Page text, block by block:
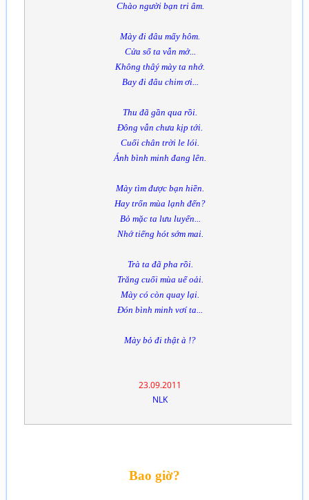
Chào người bạn tri âm.
Mày đi đâu mấy hôm.
Cửa sổ ta vẫn mở...
Không thâý mày ta nhớ.
Bay đi đâu chim ơi...
Thu đã gần qua rồi.
Đông vẫn chưa kịp tới.
Cuối chân trời le lói.
Ánh bình minh đang lên.
Mày tìm được bạn hiền.
Hay trốn mùa lạnh đến?
Bỏ mặc ta lưu luyến...
Nhớ tiếng hót sớm mai.
Trà ta đã pha rồi.
Trăng cuối mùa uể oải.
Mày có còn quay lại.
Đón bình minh vơí ta...
Mày bỏ đi thật à !?
23.09.2011
NLK
Bao giờ?